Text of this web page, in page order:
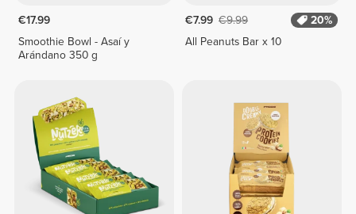
€17.99
Smoothie Bowl - Asaí y
Arándano 350 g
€7.99 €9.99
20%
All Peanuts Bar x 10